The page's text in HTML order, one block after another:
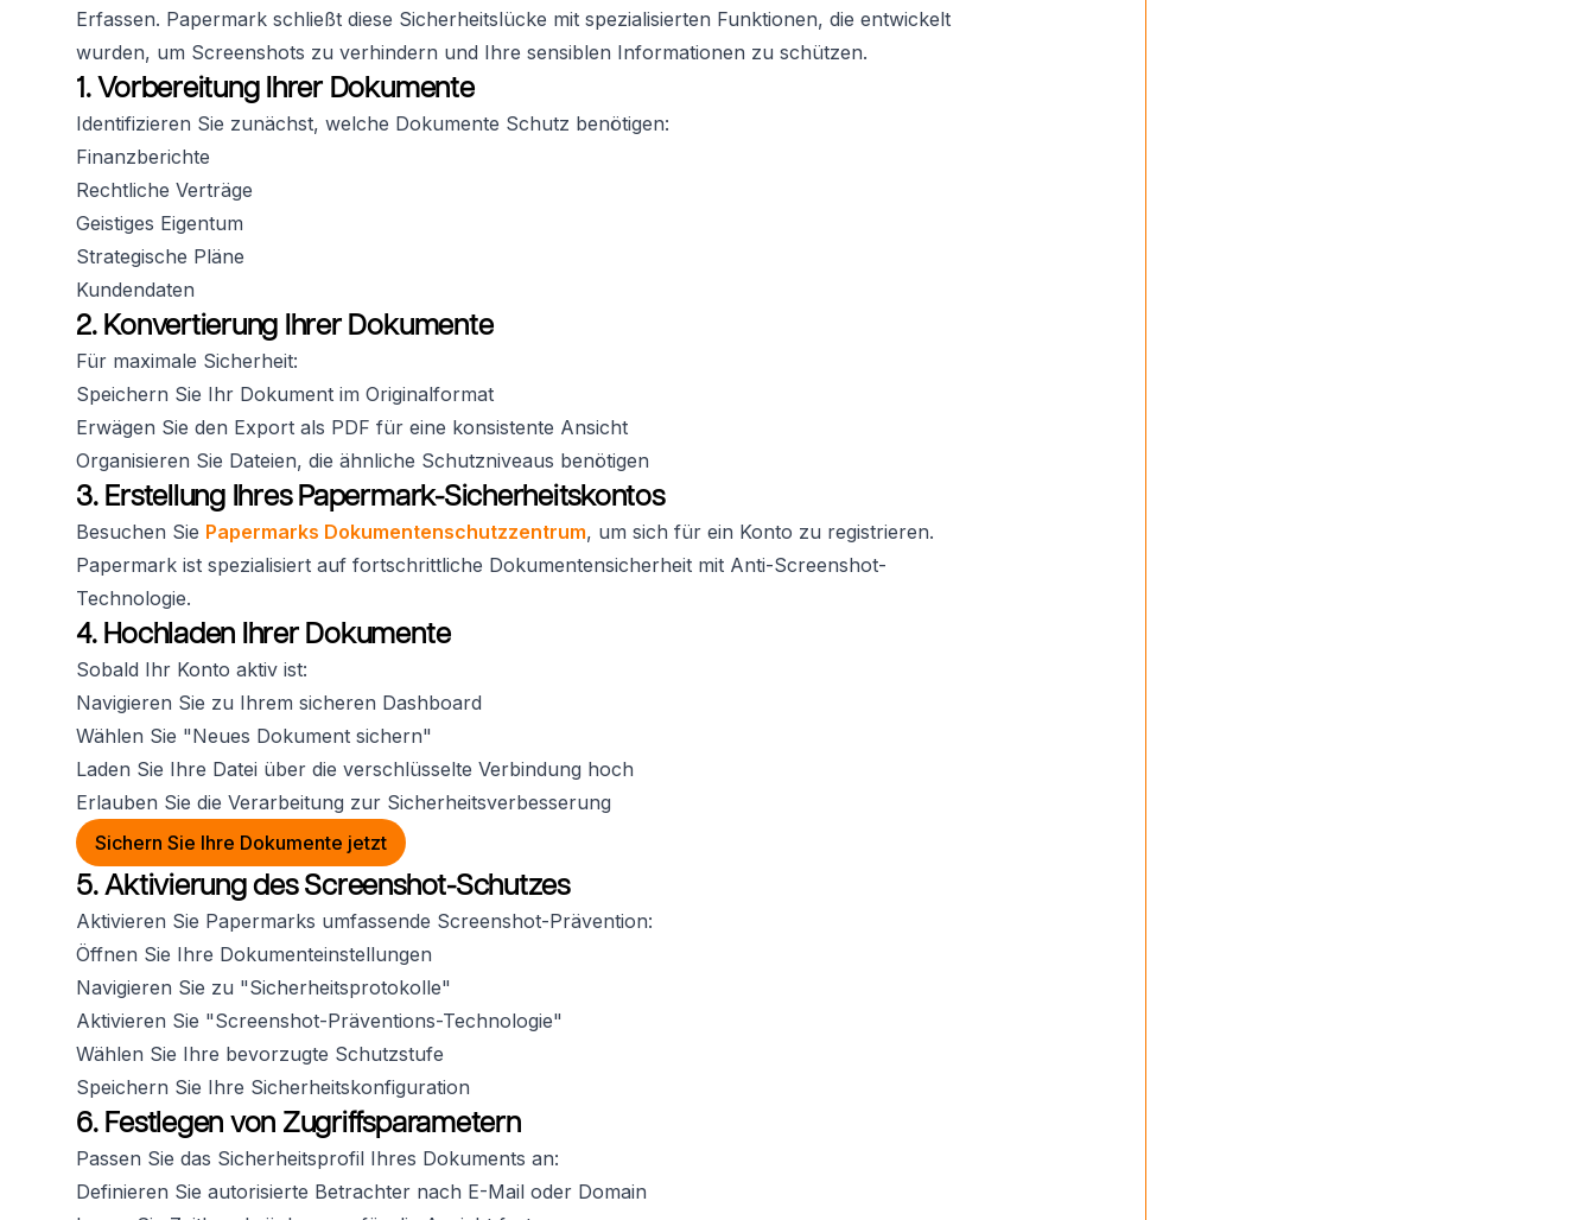
Erfassen. Papermark schließt diese Sicherheitslücke mit spezialisierten Funktionen, die entwickelt
wurden, um Screenshots zu verhindern und Ihre sensiblen Informationen zu schützen.
1. Vorbereitung Ihrer Dokumente
Identifizieren Sie zunächst, welche Dokumente Schutz benötigen:
Finanzberichte
Rechtliche Verträge
Geistiges Eigentum
Strategische Pläne
Kundendaten
2. Konvertierung Ihrer Dokumente
Für maximale Sicherheit:
Speichern Sie Ihr Dokument im Originalformat
Erwägen Sie den Export als PDF für eine konsistente Ansicht
Organisieren Sie Dateien, die ähnliche Schutzniveaus benötigen
3. Erstellung Ihres Papermark-Sicherheitskontos
Besuchen Sie Papermarks Dokumentenschutzzentrum, um sich für ein Konto zu registrieren.
Papermark ist spezialisiert auf fortschrittliche Dokumentensicherheit mit Anti-Screenshot-
Technologie.
4. Hochladen Ihrer Dokumente
Sobald Ihr Konto aktiv ist:
Navigieren Sie zu Ihrem sicheren Dashboard
Wählen Sie "Neues Dokument sichern"
Laden Sie Ihre Datei über die verschlüsselte Verbindung hoch
Erlauben Sie die Verarbeitung zur Sicherheitsverbesserung
Sichern Sie Ihre Dokumente jetzt
5. Aktivierung des Screenshot-Schutzes
Aktivieren Sie Papermarks umfassende Screenshot-Prävention:
Öffnen Sie Ihre Dokumenteinstellungen
Navigieren Sie zu "Sicherheitsprotokolle"
Aktivieren Sie "Screenshot-Präventions-Technologie"
Wählen Sie Ihre bevorzugte Schutzstufe
Speichern Sie Ihre Sicherheitskonfiguration
6. Festlegen von Zugriffsparametern
Passen Sie das Sicherheitsprofil Ihres Dokuments an:
Definieren Sie autorisierte Betrachter nach E-Mail oder Domain